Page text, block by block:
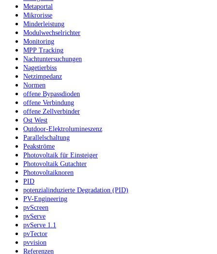
Metaportal
Mikrorisse
Minderleistung
Modulwechselrichter
Monitoring
MPP Tracking
Nachtuntersuchungen
Nagetierbiss
Netzimpedanz
Normen
offene Bypassdioden
offene Verbindung
offene Zellverbinder
Ost West
Outdoor-Elektrolumineszenz
Parallelschaltung
Peakströme
Photovoltaik für Einsteiger
Photovoltaik Gutachter
Photovoltaiknoren
PID
potenzialinduzierte Degradation (PID)
PV-Engineering
pvScreen
pvServe
pvServe 1.1
pvTector
pvvision
Referenzen